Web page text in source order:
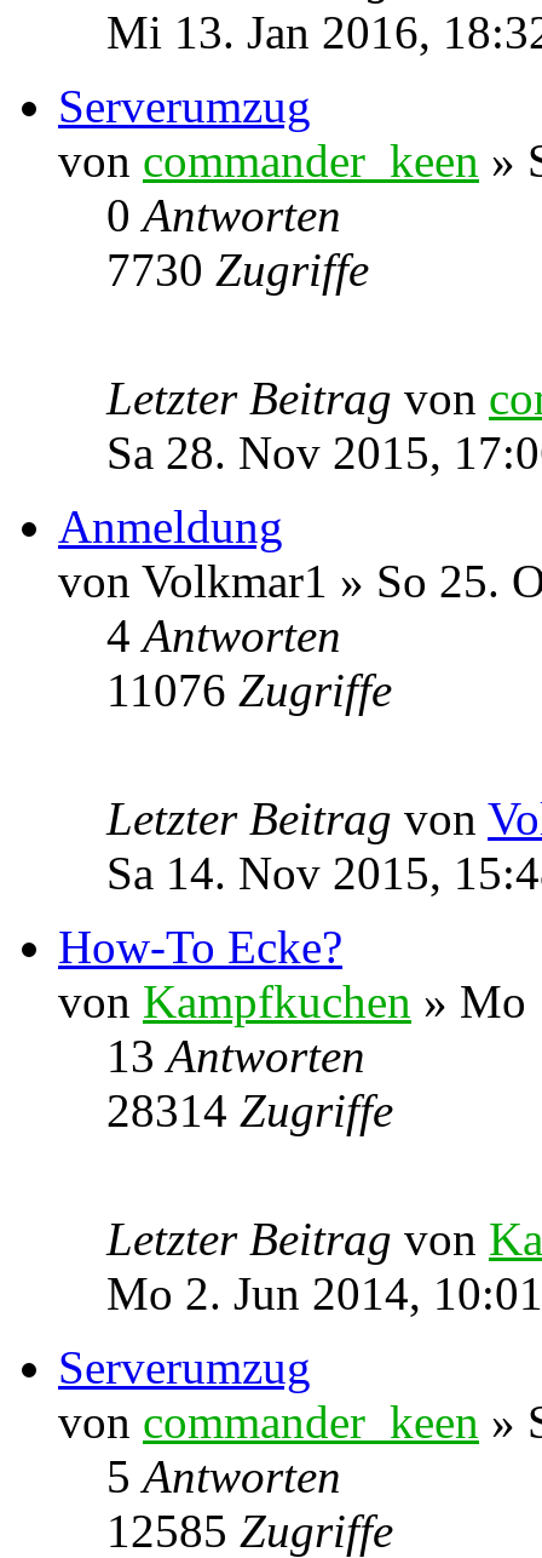
Mi 13. Jan 2016,
Serverumzug
von commander_keen »
0Antworten
7730 Zugriffe
Letzter Beitrag von
Sa 28. Nov 2015,
Anmeldung
von Volkmar1 » So 25.
4Antworten
11076 Zugriffe
Letzter Beitrag von
Sa 14. Nov 2015,
How-To Ecke?
von Kampfkuchen » Mo
13Antworten
28314 Zugriffe
Letzter Beitrag von
Mo 2. Jun 2014, 10:01
Serverumzug
von commander_keen »
5Antworten
12585 Zugriffe